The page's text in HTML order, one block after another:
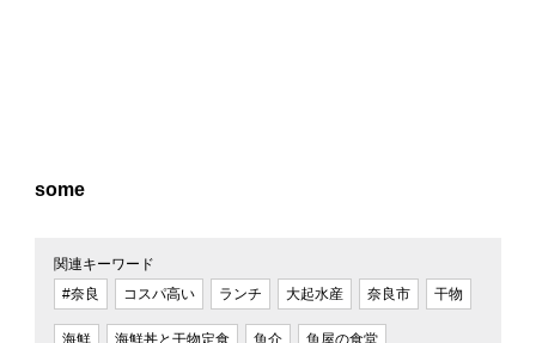
some
関連キーワード
#奈良
コスパ高い ランチ 大起水産 奈良市 干物
海鮮 海鮮丼と干物定食 魚介 魚屋の食堂